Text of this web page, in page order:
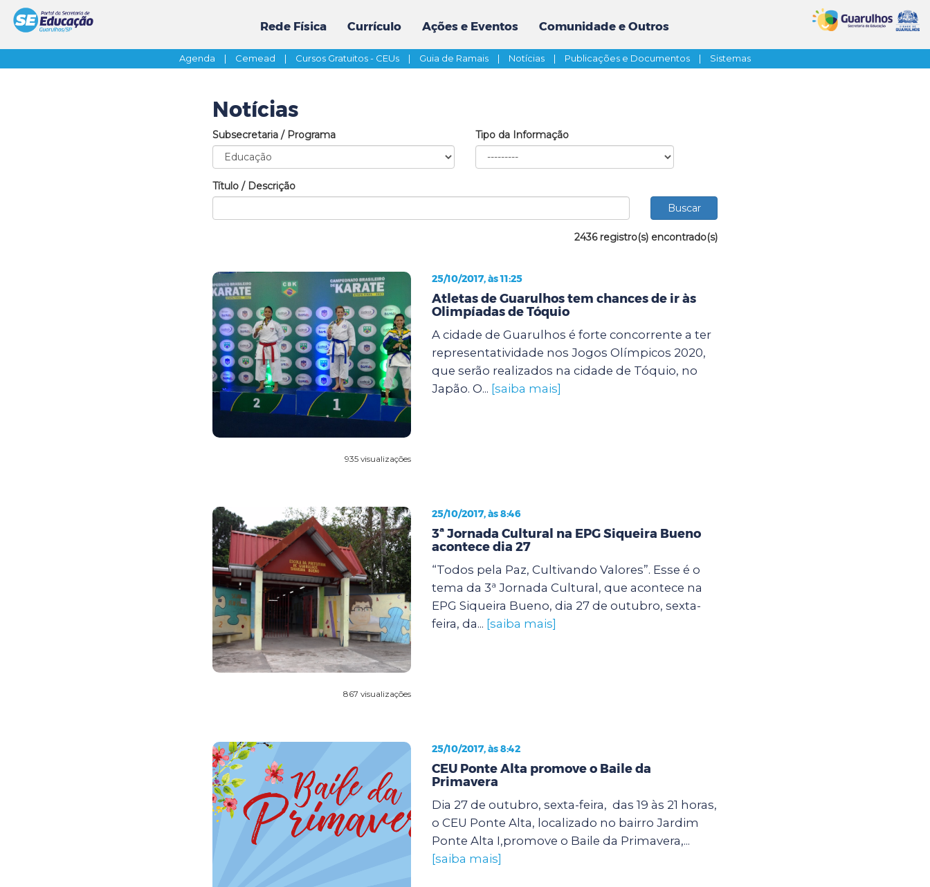
Rede Física Currículo Ações e Eventos Comunidade e Outros
Agenda | Cemead | Cursos Gratuitos - CEUs | Guia de Ramais | Notícias | Publicações e Documentos | Sistemas
Notícias
Subsecretaria / Programa Tipo da Informação
Título / Descrição
2436 registro(s) encontrado(s)
935 visualizações
25/10/2017, às 11:25
Atletas de Guarulhos tem chances de ir às
Olimpíadas de Tóquio
A cidade de Guarulhos é forte concorrente a ter
representatividade nos Jogos Olímpicos 2020,
que serão realizados na cidade de Tóquio, no
Japão. O... [saiba mais]
867 visualizações
25/10/2017, às 8:46
3ª Jornada Cultural na EPG Siqueira Bueno
acontece dia 27
“Todos pela Paz, Cultivando Valores”. Esse é o
tema da 3ª Jornada Cultural, que acontece na
EPG Siqueira Bueno, dia 27 de outubro, sexta-
feira, da... [saiba mais]
25/10/2017, às 8:42
CEU Ponte Alta promove o Baile da
Primavera
Dia 27 de outubro, sexta-feira, das 19 às 21 horas,
o CEU Ponte Alta, localizado no bairro Jardim
Ponte Alta I,promove o Baile da Primavera,...
[saiba mais]